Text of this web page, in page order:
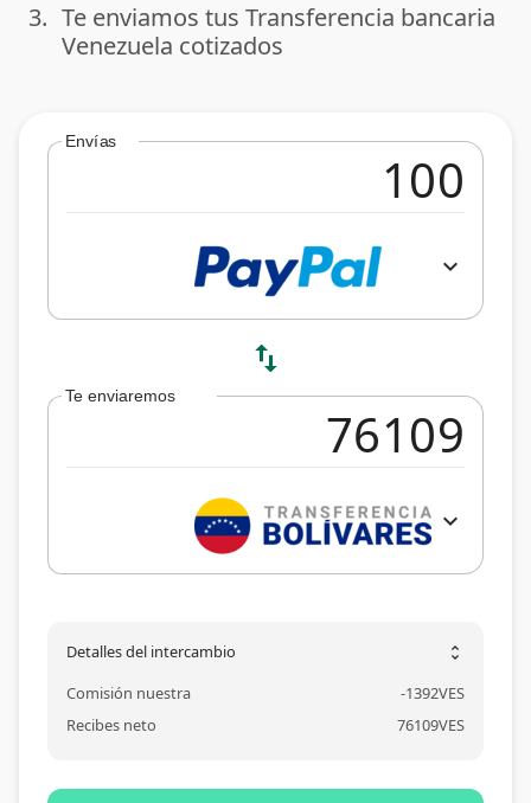
done
3. Te enviamos tus Transferencia bancaria
Venezuela cotizados
Envías
expand_more
swap_vert
Te enviaremos
expand_more
Detalles del intercambio unfold_more
Comisión nuestra -1392VES
Recibes neto
76109VES